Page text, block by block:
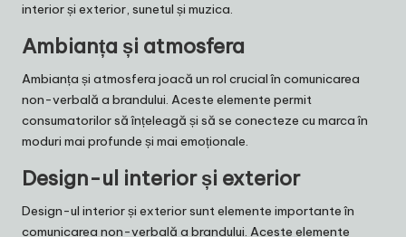
interior și exterior, sunetul și muzica.
Ambianța și atmosfera
Ambianța și atmosfera joacă un rol crucial în comunicarea
non-verbală a brandului. Aceste elemente permit
consumatorilor să înțeleagă și să se conecteze cu marca în
moduri mai profunde și mai emoționale.
Design-ul interior și exterior
Design-ul interior și exterior sunt elemente importante în
comunicarea non-verbală a brandului. Aceste elemente